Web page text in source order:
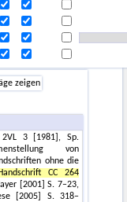
zeigen
3 [1981], Sp.
von
ohne die
CC 264
[2001] S. 7–23,
[2005] S. 318–